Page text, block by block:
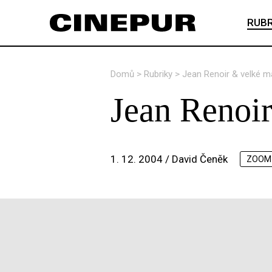
Domů > Rubriky > Jean Renoir & velké
Jean
1. 12. 2004 / David Čeněk ZOOM